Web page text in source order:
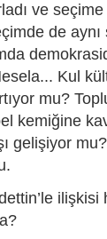
ve
de aynı
Kul
mu?
kemiğine
gelişiyor
ilişkisi